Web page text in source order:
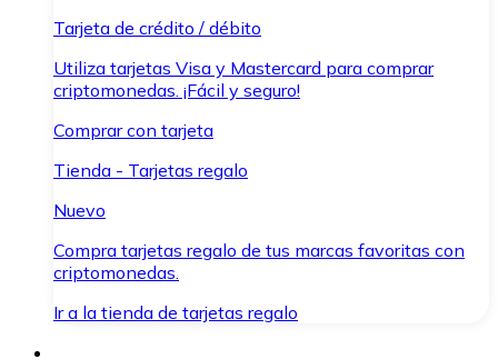
Tarjeta de crédito / débito
Utiliza tarjetas Visa y Mastercard para comprar
criptomonedas. ¡Fácil y seguro!
Comprar con tarjeta
Tienda - Tarjetas regalo
Nuevo
Compra tarjetas regalo de tus marcas favoritas con
criptomonedas.
Ir a la tienda de tarjetas regalo